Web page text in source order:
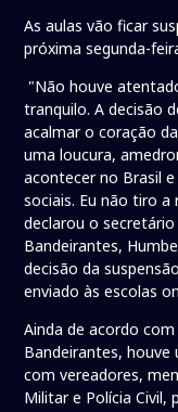
As aulas vão ficar
próxima segunda-
"Não houve
tranquilo. A decisão
acalmar o coração
uma loucura,
acontecer no Brasil
sociais. Eu não tiro
declarou o
Bandeirantes,
decisão da
enviado às escolas
Ainda de acordo
Bandeirantes, houve
com vereadores,
Militar e Polícia Civil,